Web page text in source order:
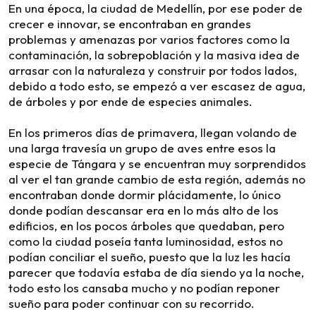
En una época, la ciudad de Medellín, por ese poder de
crecer e innovar, se encontraban en grandes
problemas y amenazas por varios factores como la
contaminación, la sobrepoblación y la masiva idea de
arrasar con la naturaleza y construir por todos lados,
debido a todo esto, se empezó a ver escasez de agua,
de árboles y por ende de especies animales.
En los primeros días de primavera, llegan volando de
una larga travesía un grupo de aves entre esos la
especie de Tángara y se encuentran muy sorprendidos
al ver el tan grande cambio de esta región, además no
encontraban donde dormir plácidamente, lo único
donde podían descansar era en lo más alto de los
edificios, en los pocos árboles que quedaban, pero
como la ciudad poseía tanta luminosidad, estos no
podían conciliar el sueño, puesto que la luz les hacía
parecer que todavía estaba de día siendo ya la noche,
todo esto los cansaba mucho y no podían reponer
sueño para poder continuar con su recorrido.